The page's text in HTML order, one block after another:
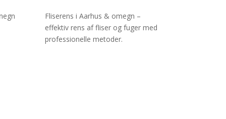
Fliserens i Aarhus & omegn –
effektiv rens af fliser og fuger med
professionelle metoder.